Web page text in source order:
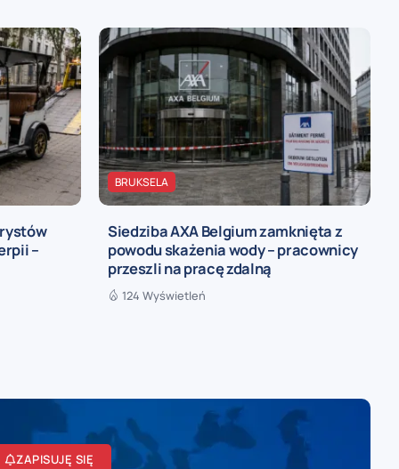
–
BRUKSELA
Siedziba AXA Belgium zamknięta z
powodu skażenia wody – pracownicy
przeszli na pracę zdalną
124 Wyświetleń
ZAPISUJĘ SIĘ